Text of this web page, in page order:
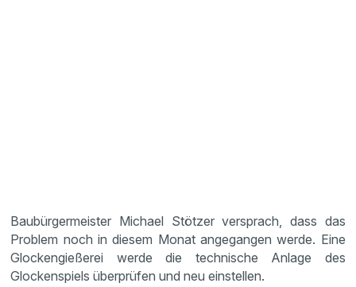
Baubürgermeister Michael Stötzer versprach, dass das
Problem noch in diesem Monat angegangen werde. Eine
Glockengießerei werde die technische Anlage des
Glockenspiels überprüfen und neu einstellen.